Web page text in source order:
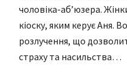
чоловіка-абʼюзера.
кіоску, яким керує
розлучення, що
страху та насильства…